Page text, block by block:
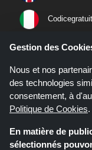
Gestion des
Nous et nos
des technologies
consentement, à
Politique de Cookies.
En matière de
sélectionnés